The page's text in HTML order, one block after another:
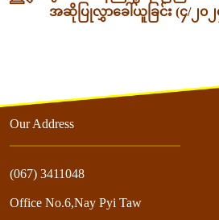
အဆိုပြုလွှာခေါ်ယူခြင်း (၄/၂၀၂၄
Our Address
(067) 3411048
Office No.6,Nay Pyi Taw